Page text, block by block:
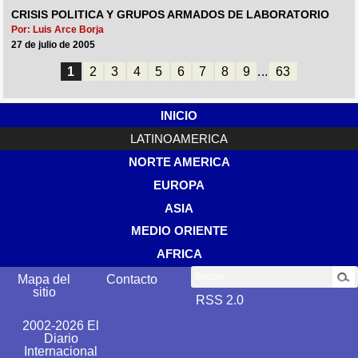
CRISIS POLITICA Y GRUPOS ARMADOS DE LABORATORIO
Por: Luis Arce Borja
27 de julio de 2005
1 2 3 4 5 6 7 8 9 ... 63
INICIO
LATINOAMERICA
NORTE AMERICA
EUROPA
ASIA
MEDIO ORIENTE
AFRICA
Mapa del
sitio
Contacto
RSS 2.0
2002-2026 El
Diario
Internacional